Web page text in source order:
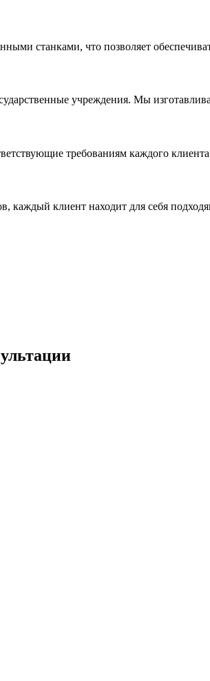
станками, что позволяет
учреждения. Мы
требованиям каждого
каждый клиент находит для себя